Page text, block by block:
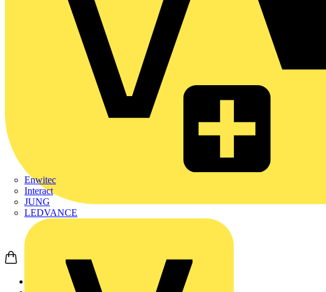
Enwitec
Interact
JUNG
LEDVANCE